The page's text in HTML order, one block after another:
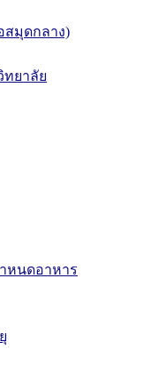
สมุดกลาง)
ยาลัย
หนดอาหาร